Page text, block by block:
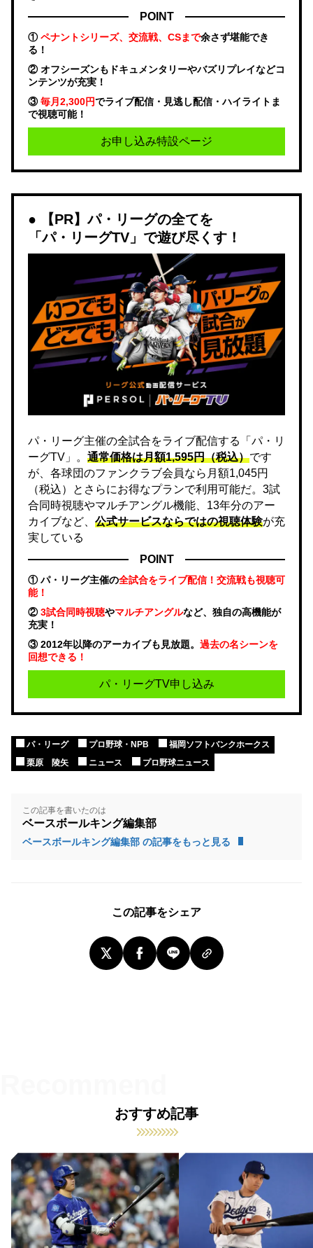
POINT
①ペナントシリーズ、交流戦、CSまで余さず堪能でき
る！
② オフシーズンもドキュメンタリーやバズリプレイなどコ
ンテンツが充実！
③毎月2,300円でライブ配信・見逃し配信・ハイライトま
で視聴可能！
お申し込み特設ページ
【PR】パ・リーグの全てを
「パ・リーグTV」で遊び尽くす！
パ・リーグ主催の全試合をライブ配信する「パ・リ
ーグTV」。 通常価格は月額1,595円（税込）です
が、各球団のファンクラブ会員なら月額1,045円
（税込）とさらにお得なプランで利用可能だ。3試
合同時視聴やマルチアングル機能、13年分のアー
カイブなど、 公式サービスならではの視聴体験が充
実している
POINT
① パ・リーグ主催の全試合をライブ配信！交流戦も視聴可
能！
②3試合同時視聴やマルチアングルなど、独自の高機能が
充実！
③ 2012年以降のアーカイブも見放題。 過去の名シーンを
回想できる！
パ・リーグTV申し込み
パ・リーグ プロ野球・NPB
福岡ソフトバンクホークス
栗原 陵矢
ニュース プロ野球ニュース
この記事を書いたのは
ベースボールキング編集部
ベースボールキング編集部 の記事をもっと見る
この記事をシェア
おすすめ記事